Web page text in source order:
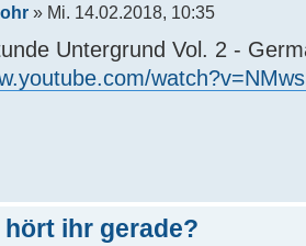
» Mi. 14.02.2018, 10:35
Untergrund Vol. 2 -
hört ihr gerade?